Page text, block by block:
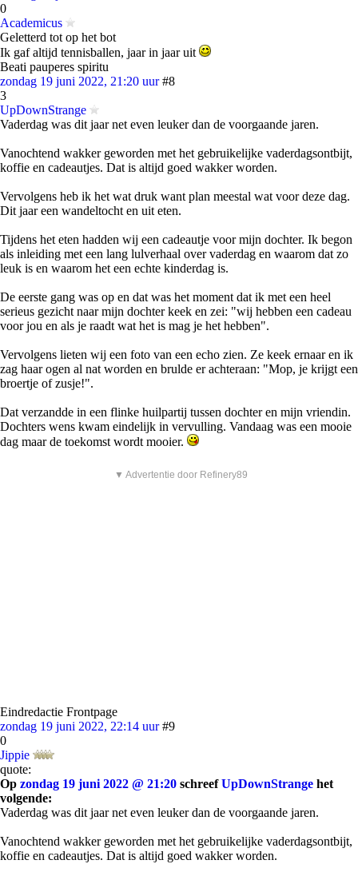
0
Academicus
Geletterd tot op het bot
Ik gaf altijd tennisballen, jaar in jaar uit
Beati pauperes spiritu
zondag 19 juni 2022, 21:20 uur #8
3
UpDownStrange
Vaderdag was dit jaar net even leuker dan de voorgaande jaren.
Vanochtend wakker geworden met het gebruikelijke vaderdagsontbijt,
koffie en cadeautjes. Dat is altijd goed wakker worden.
Vervolgens heb ik het wat druk want plan meestal wat voor deze dag.
Dit jaar een wandeltocht en uit eten.
Tijdens het eten hadden wij een cadeautje voor mijn dochter. Ik begon
als inleiding met een lang lulverhaal over vaderdag en waarom dat zo
leuk is en waarom het een echte kinderdag is.
De eerste gang was op en dat was het moment dat ik met een heel
serieus gezicht naar mijn dochter keek en zei: "wij hebben een cadeau
voor jou en als je raadt wat het is mag je het hebben".
Vervolgens lieten wij een foto van een echo zien. Ze keek ernaar en ik
zag haar ogen al nat worden en brulde er achteraan: "Mop, je krijgt een
broertje of zusje!".
Dat verzandde in een flinke huilpartij tussen dochter en mijn vriendin.
Dochters wens kwam eindelijk in vervulling. Vandaag was een mooie
dag maar de toekomst wordt mooier.
▼ Advertentie door Refinery89
Eindredactie Frontpage
zondag 19 juni 2022, 22:14 uur #9
0
Jippie
quote:
Op zondag 19 juni 2022 @ 21:20 schreefUpDownStrange het
volgende:
Vaderdag was dit jaar net even leuker dan de voorgaande jaren.
Vanochtend wakker geworden met het gebruikelijke vaderdagsontbijt,
koffie en cadeautjes. Dat is altijd goed wakker worden.